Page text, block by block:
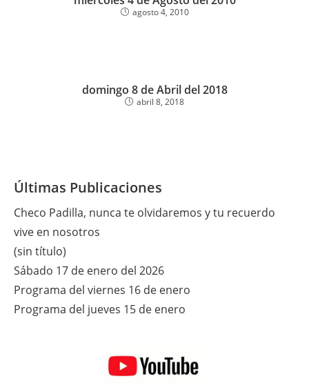
agosto 4, 2010
domingo 8 de Abril del 2018
abril 8, 2018
Últimas Publicaciones
Checo Padilla, nunca te olvidaremos y tu recuerdo
vive en nosotros
(sin título)
Sábado 17 de enero del 2026
Programa del viernes 16 de enero
Programa del jueves 15 de enero